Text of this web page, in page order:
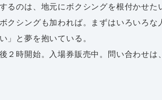
るのは、地元にボクシングを根付かせ
クシングも加われば。まずはいろいろ
」と夢を抱いている。
２時開始。入場券販売中。問い合わせ